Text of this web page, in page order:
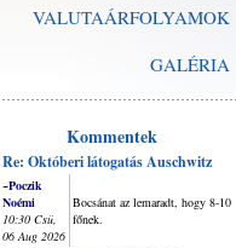
VALUTAÁRFOLYAMOK
GALÉRIA
Kommentek
Re: Októberi látogatás Auschwitz
~Poczik
Noémi
10:30 Csü,
06 Aug 2026
Bocsánat az lemaradt, hogy 8-10
főnek.